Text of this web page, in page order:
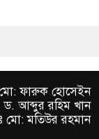
ফারুক হোসেইন
ড. আব্দুর রহিম খান
মো: মতিউর রহমান